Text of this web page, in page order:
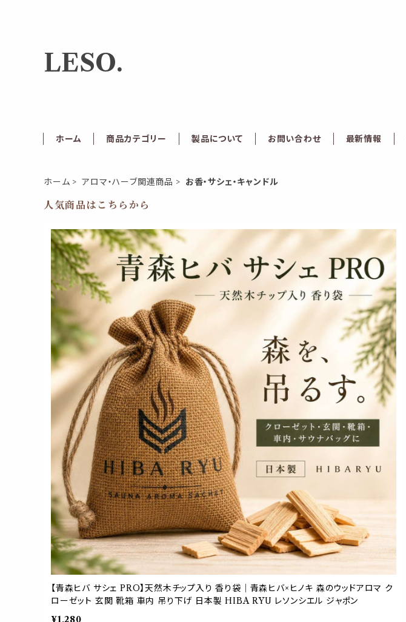
LESO.
ホーム 商品カテゴリー 製品について お問い合わせ 最新情報
ホーム アロマ・ハーブ関連商品 お香・サシェ・キャンドル
人気商品はこちらから
【青森ヒバ サシェ PRO】天然木チップ入り 香り袋｜青森ヒバ×ヒノキ 森のウッドアロマ ク
ローゼット 玄関 靴箱 車内 吊り下げ 日本製 HIBA RYU レソンシエル ジャポン
¥1,280